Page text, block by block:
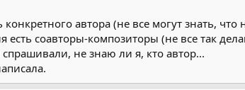
автора (не все могут знать,
есть соавторы-композиторы (не все так
не знаю ли я, кто автор...